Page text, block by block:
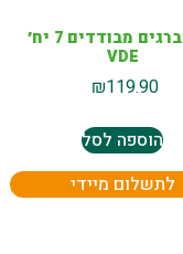
סט מברגים מבודדים 7 יח׳
VDE
₪119.90
הוספה לסל
לתשלום מיידי